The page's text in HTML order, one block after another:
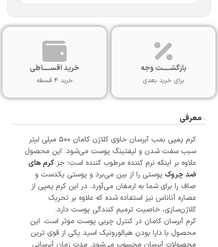
بازگشـــــت وجه
برای خرید بعدی
خرید اقســـــاطی
خرید 4 قسطه
معرفی
کرم پمپی بمب آبرسان حاوی کلاژن کامان ۵۰۰ میلی لیتر
سبب سفت شدن و لیفتینگ پوست می‌شود. این محصول
علاوه بر اینکه نرم کننده مرطوب کننده است؛ جز کرم های
ضد چروک پوستی را از بین می‌برد و پوستی یکدست و
صاف را برای شما به ارمغان می‌آورد. در این کرم پمپی از
عصاره آناناس نیز استفاده شده که علاوه بر تحریک
کلاژن‌سازی، خاصیت ترمیم کنندگی پوست دارد.
کرم آبرسان کامان در کنترل چربی پوست موثر است. این
محصول با دارا بودن هیالورونیک اسید یکی از قوی ‌ترین